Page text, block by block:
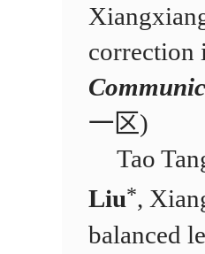
correction
一区)
Tao
Liu*,
balanced